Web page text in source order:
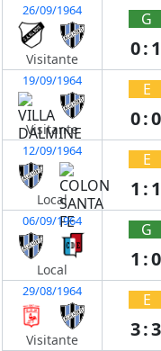
26/09/1964
Visitante
G
0:1
19/09/1964
Visitante
E
0:0
12/09/1964
Local
E
1:1
06/09/1964
Local
G
1:0
29/08/1964
Visitante
E
3:3